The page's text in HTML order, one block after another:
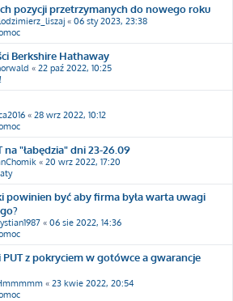
pozycji przetrzymanych do nowego roku
« 06 sty 2023, 23:38
Berkshire Hathaway
« 22 paź 2022, 10:25
« 28 wrz 2022, 10:12
na "łabędzia" dni 23-26.09
« 20 wrz 2022, 17:20
powinien być aby firma była warta uwagi
« 06 sie 2022, 14:36
z pokryciem w gotówce a gwarancje
« 23 kwie 2022, 20:54